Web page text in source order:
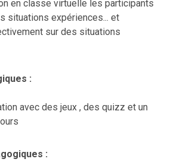
en classe virtuelle les participants
situations expériences... et
sur des situations
:
avec des jeux , des quizz et un
: